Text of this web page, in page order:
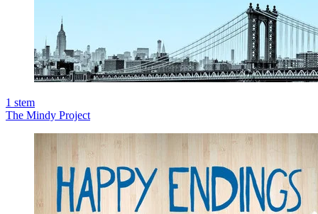
1 stem
The Mindy Project